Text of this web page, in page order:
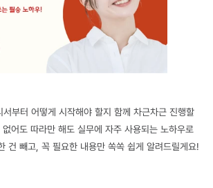
부터 어떻게 시작해야 할지 함께 차근차근 진행할
어도 따라만 해도 실무에 자주 사용되는 노하우로
건 빼고, 꼭 필요한 내용만 쏙쏙 쉽게 알려드릴게요!